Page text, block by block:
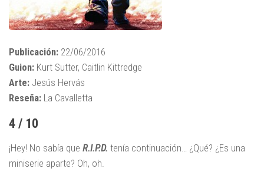
Publicación: 22/06/2016
Guion: Kurt Sutter, Caitlin Kittredge
Arte: Jesús Hervás
Reseña: La Cavalletta
4 / 10
¡Hey! No sabía que R.I.P.D. tenía continuación… ¿Qué? ¿Es una
miniserie aparte? Oh, oh.